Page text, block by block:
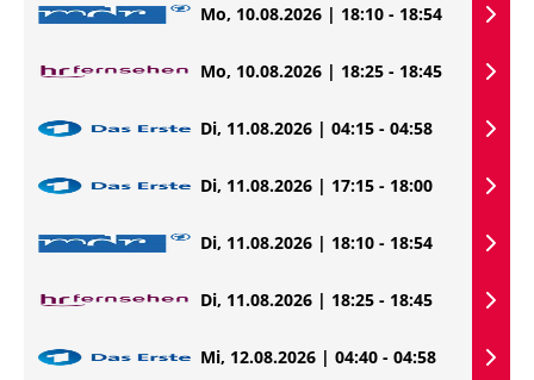
Mo, 10.08.2026 | 18:10 - 18:54
Mo, 10.08.2026 | 18:25 - 18:45
Di, 11.08.2026 | 04:15 - 04:58
Di, 11.08.2026 | 17:15 - 18:00
Di, 11.08.2026 | 18:10 - 18:54
Di, 11.08.2026 | 18:25 - 18:45
Mi, 12.08.2026 | 04:40 - 04:58